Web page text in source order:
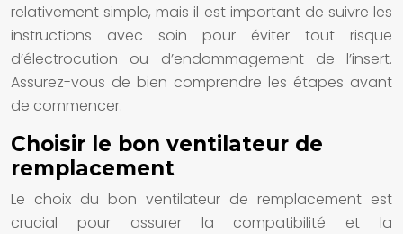
relativement simple, mais il est important de suivre les
instructions avec soin pour éviter tout risque
d’électrocution ou d’endommagement de l’insert.
Assurez-vous de bien comprendre les étapes avant
de commencer.
Choisir le bon ventilateur de
remplacement
Le choix du bon ventilateur de remplacement est
crucial pour assurer la compatibilité et la